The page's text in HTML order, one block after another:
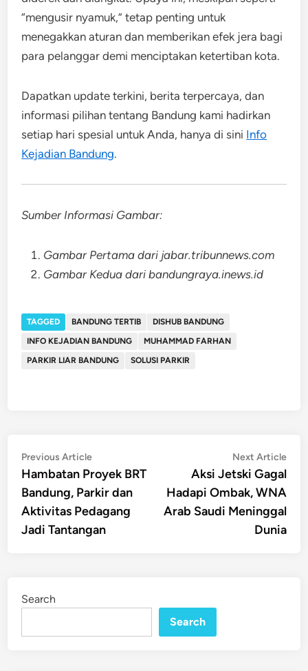
“mengusir nyamuk,” tetap penting untuk
menegakkan aturan dan memberikan efek jera bagi
para pelanggar demi menciptakan ketertiban kota.
Dapatkan update terkini, berita terpercaya, dan
informasi pilihan tentang Bandung kami hadirkan
setiap hari spesial untuk Anda, hanya di sini Info
Kejadian Bandung.
Sumber Informasi Gambar:
Gambar Pertama dari jabar.tribunnews.com
Gambar Kedua dari bandungraya.inews.id
TAGGED BANDUNG TERTIB
DISHUB BANDUNG
INFO KEJADIAN BANDUNG
MUHAMMAD FARHAN
PARKIR LIAR BANDUNG
SOLUSI PARKIR
Post
navigation
Previous ArticlePrevious
article:
Hambatan Proyek BRT
Bandung, Parkir dan
Aktivitas Pedagang
Jadi Tantangan
Next Article
Aksi Jetski Gagal
Hadapi Ombak, WNA
Arab Saudi Meninggal
Dunia
Search
Search